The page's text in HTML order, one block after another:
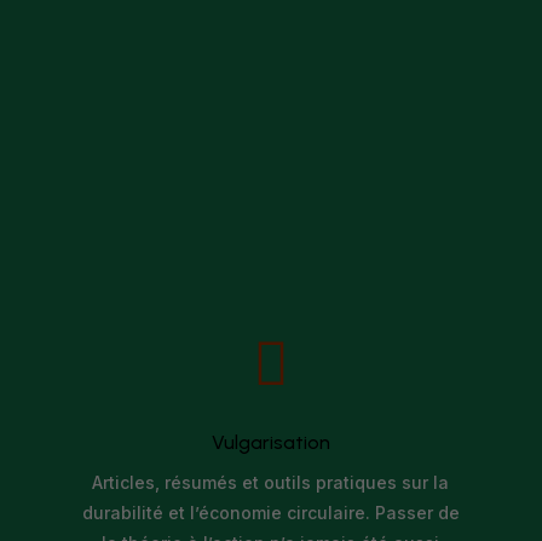

Vulgarisation
Articles, résumés et outils pratiques sur la
durabilité et l’économie circulaire. Passer de